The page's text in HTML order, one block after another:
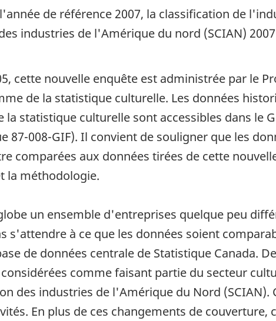
de référence 2007, la classification de
industries de l'Amérique du nord (SCIAN)
cette nouvelle enquête est administrée par le
de la statistique culturelle. Les données
statistique culturelle sont accessibles dans le
87-008-GIF). Il convient de souligner que les
comparées aux données tirées de cette
la méthodologie.
un ensemble d'entreprises quelque peu
s'attendre à ce que les données soient
de données centrale de Statistique Canada.
comme faisant partie du secteur
des industries de l'Amérique du Nord (SCIAN).
En plus de ces changements de couverture,